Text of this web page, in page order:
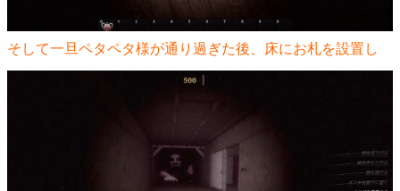
そして一旦ペタペタ様が通り過ぎた後、床にお札を設置し